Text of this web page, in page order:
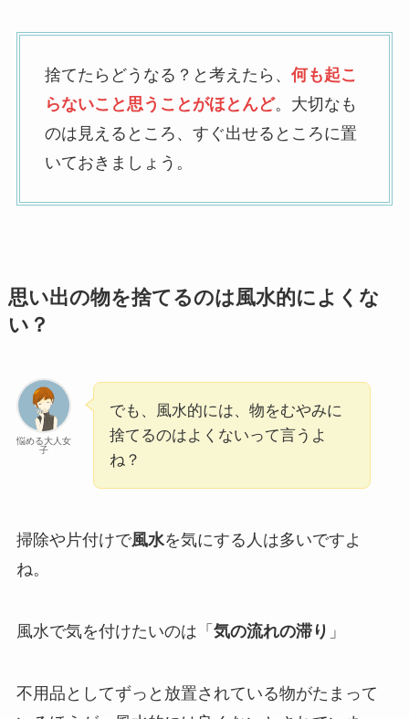
捨てたらどうなる？と考えたら、 何も起こ
らないこと思うことがほとんど。大切なも
のは見えるところ、すぐ出せるところに置
いておきましょう。
思い出の物を捨てるのは風水的によくな
い？
悩める大人女
子
でも、風水的には、物をむやみに
捨てるのはよくないって言うよ
ね？
掃除や片付けで風水を気にする人は多いですよ
ね。
風水で気を付けたいのは「 気の流れの滞り 」
不用品としてずっと放置されている物がたまって